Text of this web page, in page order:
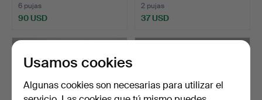
6 pujas
90 USD
2 pujas
37 USD
Usamos cookies
Algunas cookies son necesarias para utilizar el